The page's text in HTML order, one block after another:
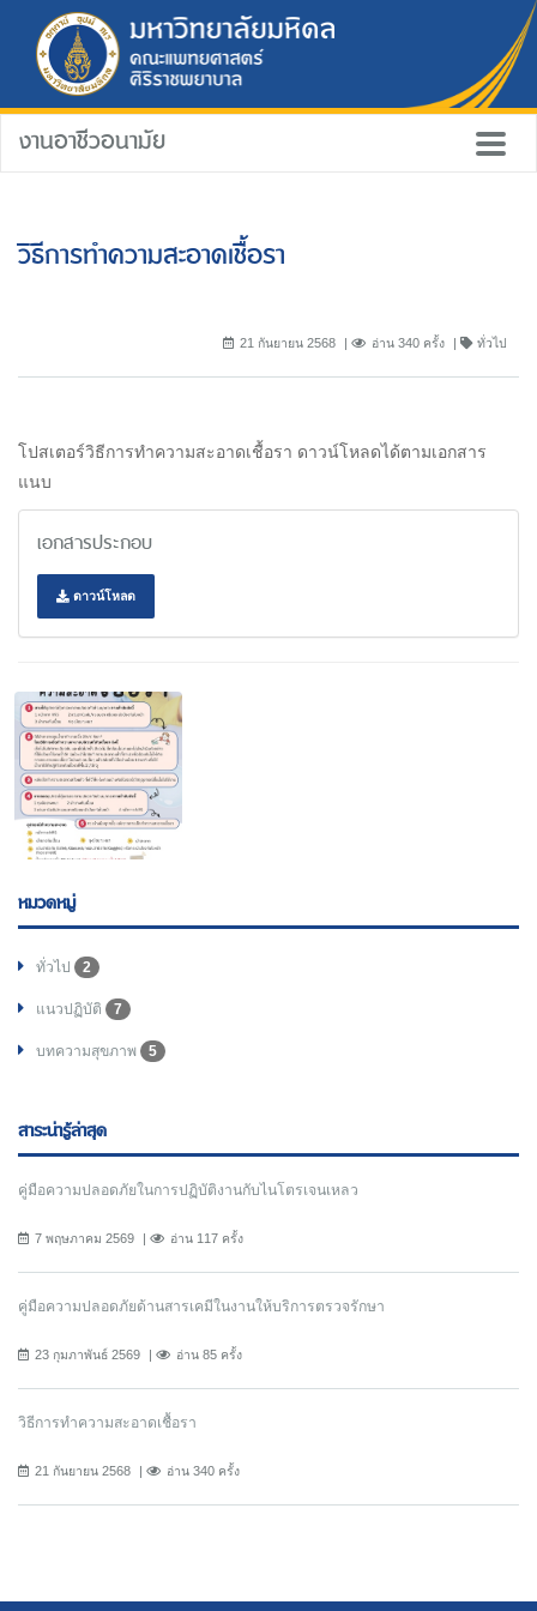
งานอาชีวอนามัย
วิธีการทำความสะอาดเชื้อรา
21 กันยายน 2568 อ่าน 340 ครั้ง ทั่วไป
โปสเตอร์วิธีการทำความสะอาดเชื้อรา ดาวน์โหลดได้ตามเอกสาร
แนบ
เอกสารประกอบ
ดาวน์โหลด
หมวดหมู่
ทั่วไป 2
แนวปฏิบัติ 7
บทความสุขภาพ 5
สาระน่ารู้ล่าสุด
คู่มือความปลอดภัยในการปฏิบัติงานกับไนโตรเจนเหลว
7 พฤษภาคม 2569 อ่าน 117 ครั้ง
คู่มือความปลอดภัยด้านสารเคมีในงานให้บริการตรวจรักษา
23 กุมภาพันธ์ 2569 อ่าน 85 ครั้ง
วิธีการทำความสะอาดเชื้อรา
21 กันยายน 2568 อ่าน 340 ครั้ง